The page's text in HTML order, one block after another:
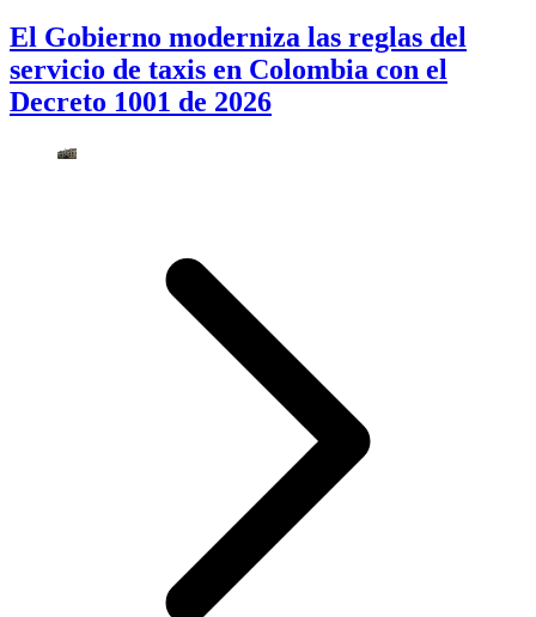
El Gobierno moderniza las reglas del
servicio de taxis en Colombia con el
Decreto 1001 de 2026